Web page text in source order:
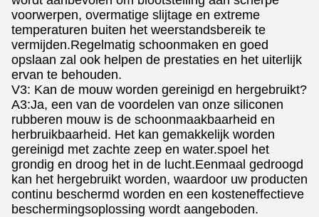
voorwerpen, overmatige slijtage en extreme
temperaturen buiten het weerstandsbereik te
vermijden.Regelmatig schoonmaken en goed
opslaan zal ook helpen de prestaties en het uiterlijk
ervan te behouden.
V3: Kan de mouw worden gereinigd en hergebruikt?
A3:Ja, een van de voordelen van onze siliconen
rubberen mouw is de schoonmaakbaarheid en
herbruikbaarheid. Het kan gemakkelijk worden
gereinigd met zachte zeep en water.spoel het
grondig en droog het in de lucht.Eenmaal gedroogd
kan het hergebruikt worden, waardoor uw producten
continu beschermd worden en een kosteneffectieve
beschermingsoplossing wordt aangeboden.